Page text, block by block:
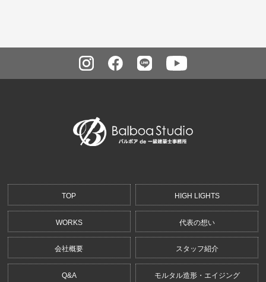
TOP HIGH LIGHTS
WORKS 代表の想い
会社概要 スタッフ紹介
Q&A モルタル造形・エイジング